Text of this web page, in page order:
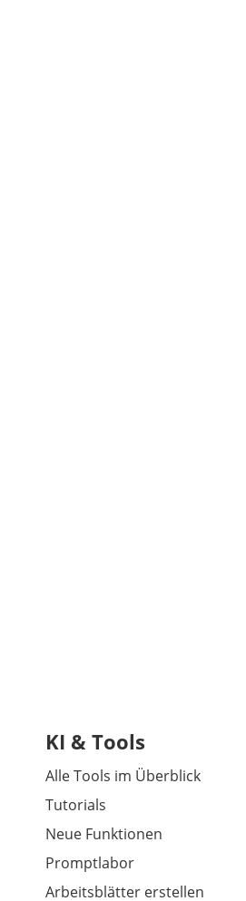
KI & Tools
Alle Tools im Überblick
Tutorials
Neue Funktionen
Promptlabor
Arbeitsblätter erstellen